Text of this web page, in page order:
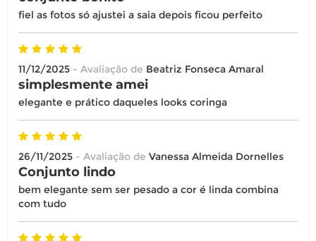
fiel as fotos só ajustei a saia depois ficou perfeito
11/12/2025 - Avaliação de Beatriz Fonseca Amaral
simplesmente amei
elegante e prático daqueles looks coringa
26/11/2025 - Avaliação de Vanessa Almeida Dornelles
Conjunto lindo
bem elegante sem ser pesado a cor é linda combina
com tudo